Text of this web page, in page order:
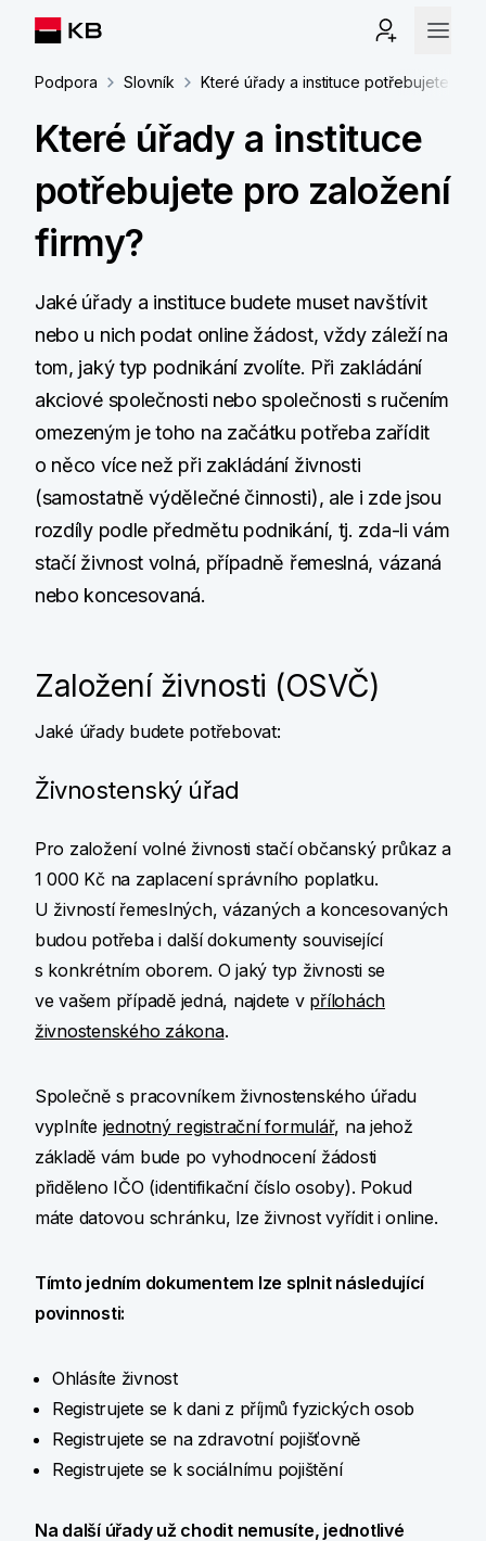
Podpora Slovník Které úřady a instituce potřebujete pro
Které úřady a instituce
potřebujete pro založení
firmy?
Jaké úřady a instituce budete muset navštívit
nebo u nich podat online žádost, vždy záleží na
tom, jaký typ podnikání zvolíte. Při zakládání
akciové společnosti nebo společnosti s ručením
omezeným je toho na začátku potřeba zařídit
o něco více než při zakládání živnosti
(samostatně výdělečné činnosti), ale i zde jsou
rozdíly podle předmětu podnikání, tj. zda-li vám
stačí živnost volná, případně řemeslná, vázaná
nebo koncesovaná.
Založení živnosti (OSVČ)
Jaké úřady budete potřebovat:
Živnostenský úřad
Pro založení volné živnosti stačí občanský průkaz a
1 000 Kč na zaplacení správního poplatku.
U živností řemeslných, vázaných a koncesovaných
budou potřeba i další dokumenty související
s konkrétním oborem. O jaký typ živnosti se
ve vašem případě jedná, najdete v přílohách
živnostenského zákona.
Společně s pracovníkem živnostenského úřadu
vyplníte jednotný registrační formulář, na jehož
základě vám bude po vyhodnocení žádosti
přiděleno IČO (identifikační číslo osoby). Pokud
máte datovou schránku, lze živnost vyřídit i online.
Tímto jedním dokumentem lze splnit následující
povinnosti:
Ohlásíte živnost
Registrujete se k dani z příjmů fyzických osob
Registrujete se na zdravotní pojišťovně
Registrujete se k sociálnímu pojištění
Na další úřady už chodit nemusíte, jednotlivé